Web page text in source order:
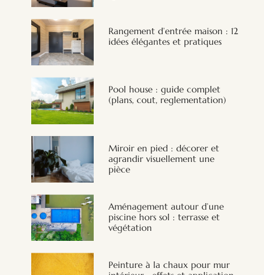
Rangement d’entrée maison : 12
idées élégantes et pratiques
Pool house : guide complet
(plans, cout, reglementation)
Miroir en pied : décorer et
agrandir visuellement une
pièce
Aménagement autour d’une
piscine hors sol : terrasse et
végétation
Peinture à la chaux pour mur